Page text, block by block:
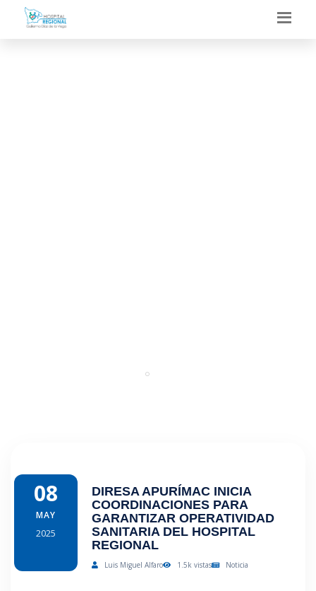
08
MAY
2025
DIRESA APURÍMAC INICIA
COORDINACIONES PARA
GARANTIZAR OPERATIVIDAD
SANITARIA DEL HOSPITAL
REGIONAL
Luis Miguel Alfaro 1.5k vistas Noticia